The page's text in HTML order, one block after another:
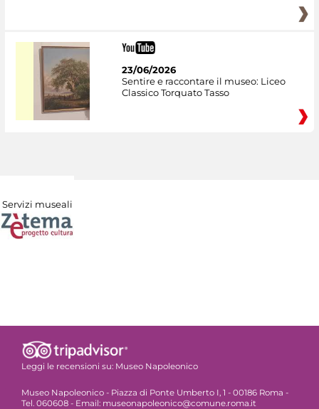
23/06/2026
Sentire e raccontare il museo: Liceo
Classico Torquato Tasso
Servizi museali
Leggi le recensioni su: Museo Napoleonico
Museo Napoleonico - Piazza di Ponte Umberto I, 1 - 00186 Roma -
Tel. 060608 - Email: museonapoleonico@comune.roma.it